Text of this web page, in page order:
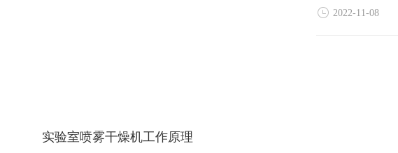
2022-11-08
实验室喷雾干燥机工作原理